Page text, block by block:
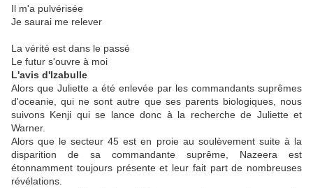
Il m'a pulvérisée
Je saurai me relever
La vérité est dans le passé
Le futur s'ouvre à moi
L'avis d'Izabulle
Alors que Juliette a été enlevée par les commandants suprêmes
d'oceanie, qui ne sont autre que ses parents biologiques, nous
suivons Kenji qui se lance donc à la recherche de Juliette et
Warner.
Alors que le secteur 45 est en proie au soulèvement suite à la
disparition de sa commandante suprême, Nazeera est
étonnamment toujours présente et leur fait part de nombreuses
révélations.